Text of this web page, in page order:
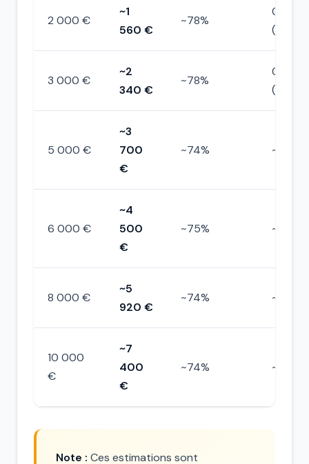
2 000 €
~1
560 €
~78%
0 €
3 000 €
~2
340 €
~78%
0 €
5 000 €
~3
700
€
~74% ~−160
6 000 €
~4
500
€
~75% ~−180
8 000 €
~5
920 €
~74% ~−280
10 000
€
~7
400
€
~74%
Note : Ces estimations sont